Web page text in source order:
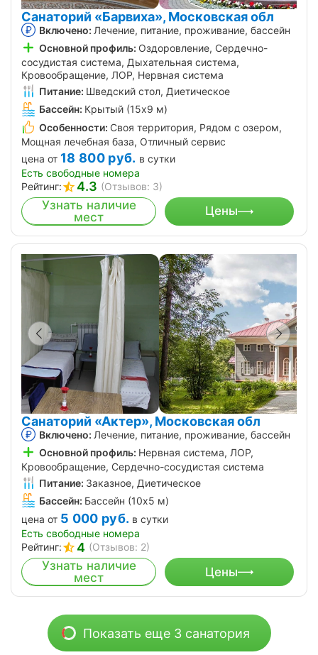
Санаторий «Барвиха», Московская обл
Включено: Лечение, питание, проживание, бассейн
Основной профиль: Оздоровление, Сердечно-
сосудистая система, Дыхательная система,
Кровообращение, ЛОР, Нервная система
Питание: Шведский стол, Диетическое
Бассейн: Крытый (15х9 м)
Особенности: Своя территория, Рядом с озером,
Мощная лечебная база, Отличный сервис
цена от 18 800 руб. в сутки
Есть свободные номера
Рейтинг:
4.3 (Отзывов: 3)
Узнать наличие
мест
Цены
Санаторий «Актер», Московская обл
Включено: Лечение, питание, проживание, бассейн
Основной профиль: Нервная система, ЛОР,
Кровообращение, Сердечно-сосудистая система
Питание: Заказное, Диетическое
Бассейн: Бассейн (10х5 м)
цена от 5 000 руб. в сутки
Есть свободные номера
Рейтинг:
4 (Отзывов: 2)
Узнать наличие
мест
Цены
Показать еще 3 санатория